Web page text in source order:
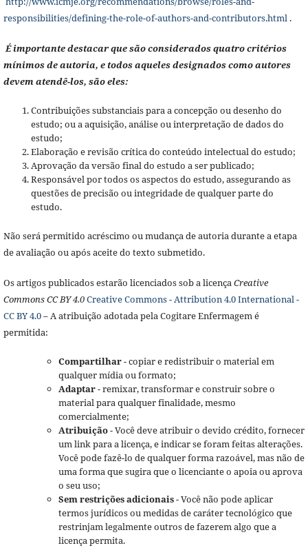
responsibilities/defining-the-role-of-authors-and-contributors.html.
É importante destacar que são considerados quatro critérios
mínimos de autoria, e todos aqueles designados como autores
devem atendê-los, são eles:
Contribuições substanciais para a concepção ou desenho do
estudo; ou a aquisição, análise ou interpretação de dados do
estudo;
Elaboração e revisão crítica do conteúdo intelectual do estudo;
Aprovação da versão final do estudo a ser publicado;
Responsável por todos os aspectos do estudo, assegurando as
questões de precisão ou integridade de qualquer parte do
estudo.
Não será permitido acréscimo ou mudança de autoria durante a etapa
de avaliação ou após aceite do texto submetido.
Os artigos publicados estarão licenciados sob a licençaCreative
Commons CC BY 4.0Creative Commons - Attribution 4.0 International -
CC BY 4.0– A atribuição adotada pela Cogitare Enfermagem é
permitida:
Compartilhar- copiar e redistribuir o material em
qualquer mídia ou formato;
Adaptar- remixar, transformar e construir sobre o
material para qualquer finalidade, mesmo
comercialmente;
Atribuição- Você deve atribuir o devido crédito, fornecer
um link para a licença, e indicar se foram feitas alterações.
Você pode fazê-lo de qualquer forma razoável, mas não de
uma forma que sugira que o licenciante o apoia ou aprova
o seu uso;
Sem restrições adicionais- Você não pode aplicar
termos jurídicos ou medidas de caráter tecnológico que
restrinjam legalmente outros de fazerem algo que a
licença permita.